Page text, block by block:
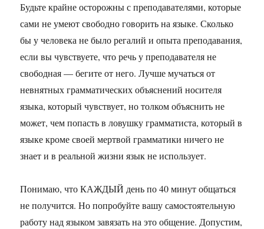
Будьте крайне осторожны с преподавателями, которые
сами не умеют свободно говорить на языке. Сколько
бы у человека не было регалий и опыта преподавания,
если вы чувствуете, что речь у преподавателя не
свободная — бегите от него. Лучше мучаться от
невнятных грамматических объяснений носителя
языка, который чувствует, но толком объяснить не
может, чем попасть в ловушку грамматиста, который в
языке кроме своей мертвой грамматики ничего не
знает и в реальной жизни язык не использует.
Понимаю, что КАЖДЫЙ день по 40 минут общаться
не получится. Но попробуйте вашу самостоятельную
работу над языком завязать на это общение. Допустим,